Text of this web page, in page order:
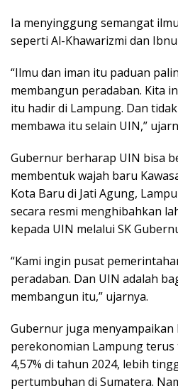
Ia menyinggung semangat
seperti Al-Khawarizmi dan Ibnu
“Ilmu dan iman itu paduan
membangun peradaban. Kita
itu hadir di Lampung. Dan
membawa itu selain UIN,”
Gubernur berharap UIN bisa
membentuk wajah baru
Kota Baru di Jati Agung,
secara resmi menghibahkan
kepada UIN melalui SK
“Kami ingin pusat
peradaban. Dan UIN adalah
membangun itu,” ujarnya.
Gubernur juga menyampaikan
perekonomian Lampung terus
4,57% di tahun 2024, lebih
pertumbuhan di Sumatera.